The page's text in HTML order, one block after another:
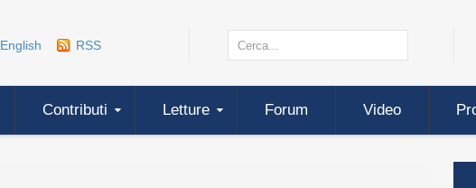
English RSS
Contributi Letture Forum Video